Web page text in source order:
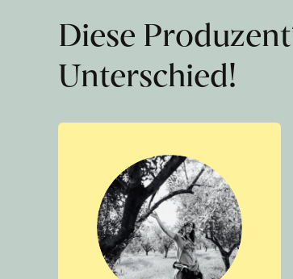
Diese
Unterschied!